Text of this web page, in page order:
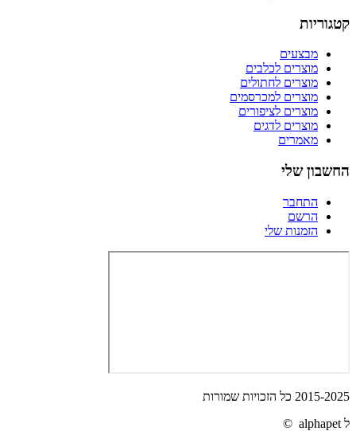
קטגוריות
מבצעים
מוצרים לכלבים
מוצרים לחתולים
מוצרים למכרסמים
מוצרים לציפורים
מוצרים לדגים
מאמרים
החשבון שלי
התחבר
הרשם
הזמנות שלי
2015-2025 כל הזכויות שמורות
ל alphapet ©